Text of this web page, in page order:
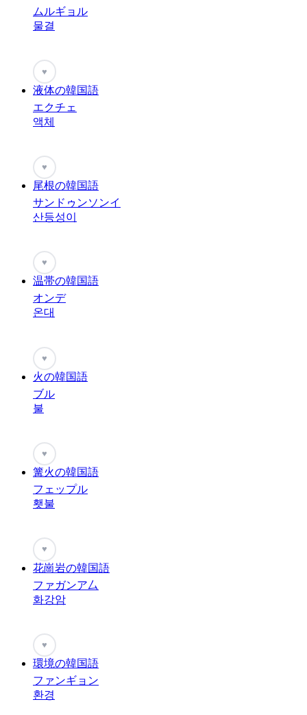
ムルギョル
물결
♥
液体の韓国語
エクチェ
액체
♥
尾根の韓国語
サンドゥンソンイ
산등성이
♥
温帯の韓国語
オンデ
온대
♥
火の韓国語
ブル
불
♥
篝火の韓国語
フェップル
횃불
♥
花崗岩の韓国語
ファガンア厶
화강암
♥
環境の韓国語
ファンギョン
환경